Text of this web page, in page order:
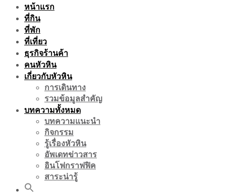
หน้าแรก
ที่กิน
ที่พัก
ที่เที่ยว
ธุรกิจร้านค้า
คนหัวหิน
เกี่ยวกับหัวหิน
การเดินทาง
รวมข้อมูลสำคัญ
บทความทั้งหมด
บทความแนะนำ
กิจกรรม
รู้เรื่องหัวหิน
อัพเดทข่าวสาร
อินโฟกราฟฟิค
สาระน่ารู้